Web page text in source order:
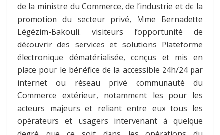
de la ministre du Commerce, de l’industrie et de la
promotion du secteur privé, Mme Bernadette
Légézim-Bakouli. visiteurs l’opportunité de
découvrir des services et solutions Plateforme
électronique dématérialisée, conçus et mis en
place pour le bénéfice de la accessible 24h/24 par
internet ou réseau privé communauté du
Commerce extérieur, notamment les pour les
acteurs majeurs et reliant entre eux tous les
opérateurs et usagers intervenant à quelque